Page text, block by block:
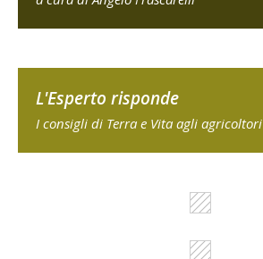
L'Esperto risponde
I consigli di Terra e Vita agli agricoltori